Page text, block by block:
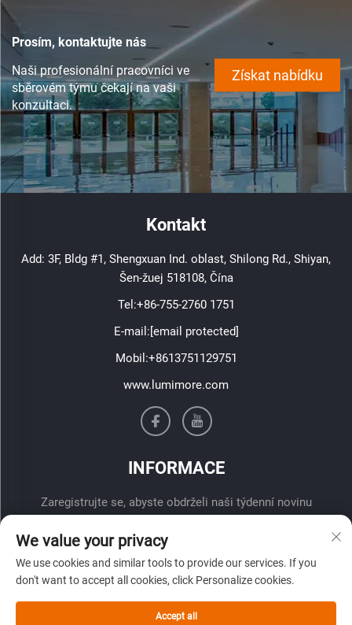
Prosím, kontaktujte nás
Naši profesionální pracovníci ve
sběrovém týmu čekají na vaši
konzultaci.
Získat nabídku
Kontakt
Add: 3F, Bldg #1, Shengxuan Ind. oblast, Shilong Rd., Shiyan,
Šen-žuej 518108, Čína
Tel:+86-755-2760 1751
E-mail:[email protected]
Mobil:+8613751129751
www.lumimore.com
INFORMACE
Zaregistrujte se, abyste obdrželi naši týdenní novinu
We value your privacy
We use cookies and similar tools to provide our services. If you
don't want to accept all cookies, click Personalize cookies.
Accept all